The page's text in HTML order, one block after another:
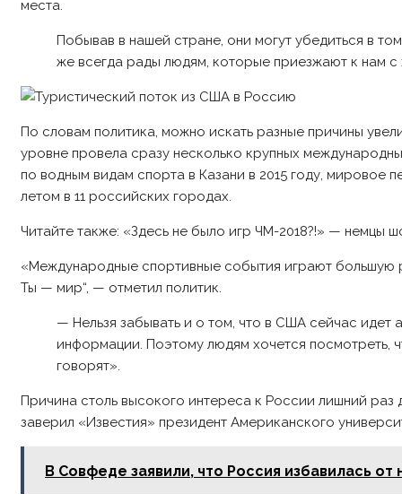
места.
Побывав в нашей стране, они могут убедиться в
же всегда рады людям, которые приезжают к нам
По словам политика, можно искать разные причины
уровне провела сразу несколько крупных
по водным видам спорта в Казани в 2015 году, мировое
летом в 11 российских городах.
Читайте также: «Здесь не было игр ЧМ-2018?!» —
«Международные спортивные события играют большую
Ты — мир“, — отметил политик.
— Нельзя забывать и о том, что в США сейчас идет
информации. Поэтому людям хочется посмотреть,
говорят».
Причина столь высокого интереса к России лишний
заверил «Известия» президент Американского
В Совфеде заявили, что Россия избавилась от